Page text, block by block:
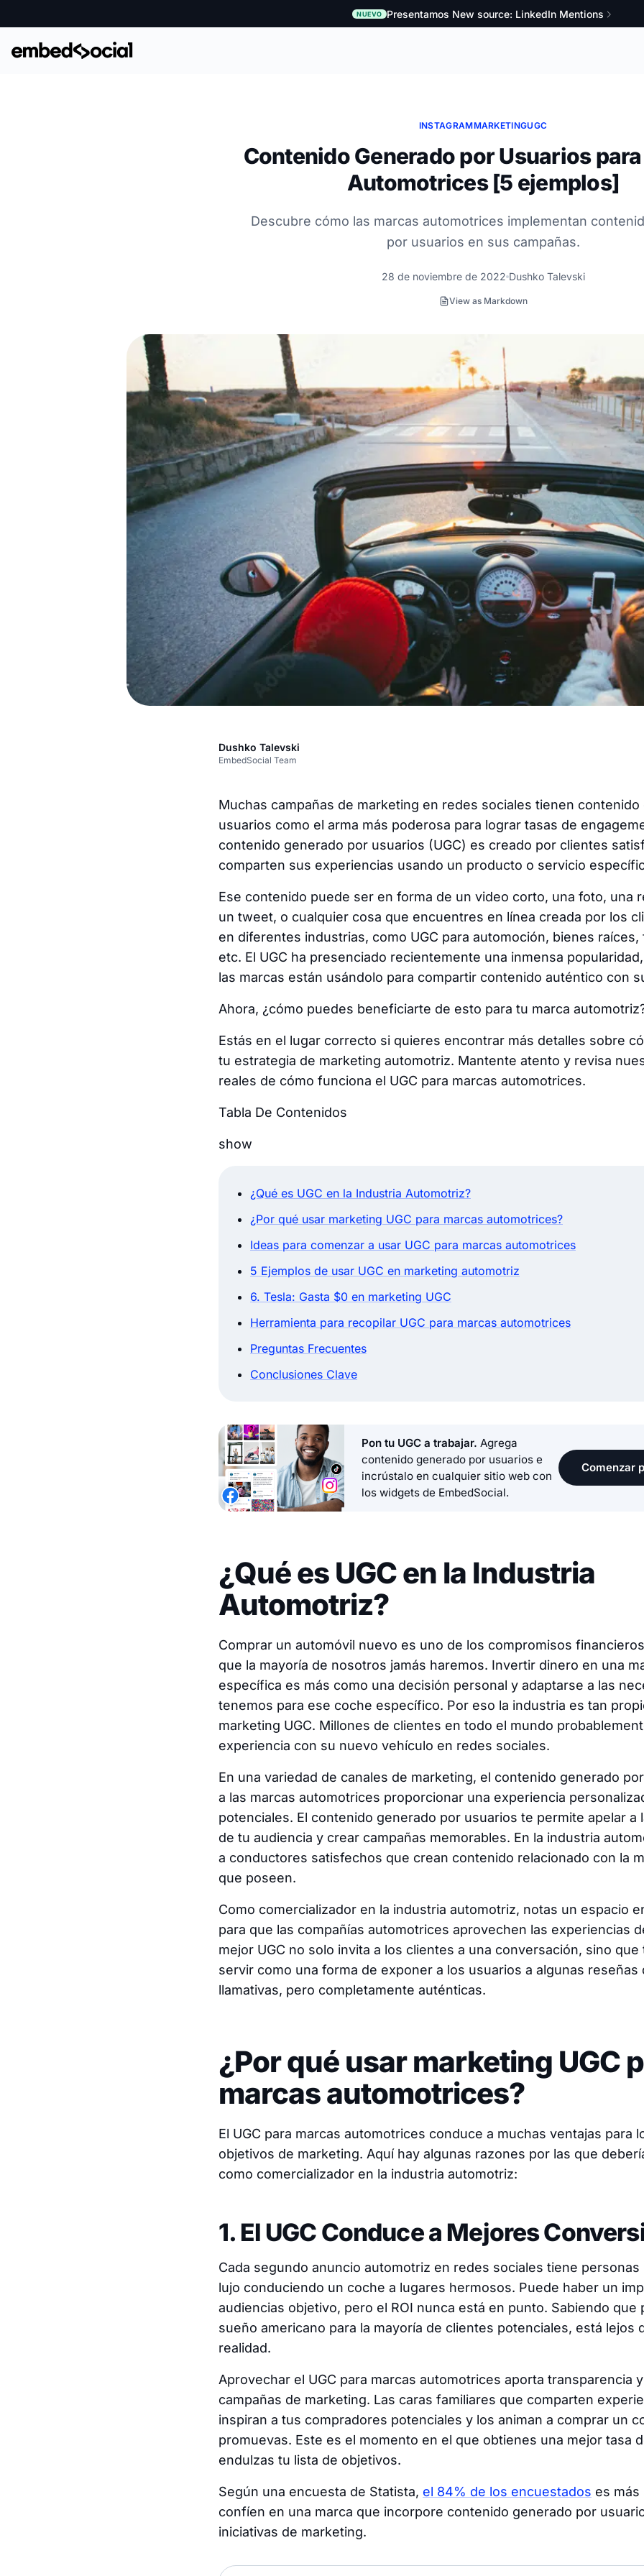
NUEVO Presentamos New source: LinkedIn Mentions
INSTAGRAMMARKETINGUGC
Contenido Generado por Usuarios
Automotrices [5 ejemplos]
Descubre cómo las marcas automotrices implementan
por usuarios en sus campañas.
28 de noviembre de 2022 Dushko Talevski
View as Markdown
Dushko Talevski
EmbedSocial Team
Muchas campañas de marketing en redes sociales tienen
usuarios como el arma más poderosa para lograr tasas de
contenido generado por usuarios (UGC) es creado por clientes
comparten sus experiencias usando un producto o servicio
Ese contenido puede ser en forma de un video corto, una foto, una
un tweet, o cualquier cosa que encuentres en línea creada por los
en diferentes industrias, como UGC para automoción, bienes
etc. El UGC ha presenciado recientemente una inmensa
las marcas están usándolo para compartir contenido auténtico con
Ahora, ¿cómo puedes beneficiarte de esto para tu marca
Estás en el lugar correcto si quieres encontrar más detalles sobre
tu estrategia de marketing automotriz. Mantente atento y revisa
reales de cómo funciona el UGC para marcas automotrices.
Tabla De Contenidos
show
¿Qué es UGC en la Industria Automotriz?
¿Por qué usar marketing UGC para marcas automotrices?
Ideas para comenzar a usar UGC para marcas automotrices
5 Ejemplos de usar UGC en marketing automotriz
6. Tesla: Gasta $0 en marketing UGC
Herramienta para recopilar UGC para marcas automotrices
Preguntas Frecuentes
Conclusiones Clave
Pon tu UGC a trabajar. Agrega
contenido generado por usuarios e
incrústalo en cualquier sitio web con
los widgets de EmbedSocial.
Comenzar
¿Qué es UGC en la Industria
Automotriz?
Comprar un automóvil nuevo es uno de los compromisos
que la mayoría de nosotros jamás haremos. Invertir dinero en una
específica es más como una decisión personal y adaptarse a las
tenemos para ese coche específico. Por eso la industria es tan
marketing UGC. Millones de clientes en todo el mundo
experiencia con su nuevo vehículo en redes sociales.
En una variedad de canales de marketing, el contenido generado
a las marcas automotrices proporcionar una experiencia
potenciales. El contenido generado por usuarios te permite apelar a
de tu audiencia y crear campañas memorables. En la industria
a conductores satisfechos que crean contenido relacionado con la
que poseen.
Como comercializador en la industria automotriz, notas un espacio
para que las compañías automotrices aprovechen las experiencias
mejor UGC no solo invita a los clientes a una conversación, sino
servir como una forma de exponer a los usuarios a algunas reseñas
llamativas, pero completamente auténticas.
¿Por qué usar marketing UGC
marcas automotrices?
El UGC para marcas automotrices conduce a muchas ventajas para
objetivos de marketing. Aquí hay algunas razones por las que
como comercializador en la industria automotriz:
1. El UGC Conduce a Mejores
Cada segundo anuncio automotriz en redes sociales tiene personas
lujo conduciendo un coche a lugares hermosos. Puede haber un
audiencias objetivo, pero el ROI nunca está en punto. Sabiendo que
sueño americano para la mayoría de clientes potenciales, está lejos
realidad.
Aprovechar el UGC para marcas automotrices aporta transparencia
campañas de marketing. Las caras familiares que comparten
inspiran a tus compradores potenciales y los animan a comprar un
promuevas. Este es el momento en el que obtienes una mejor tasa
endulzas tu lista de objetivos.
Según una encuesta de Statista, el 84% de los encuestados es más
confíen en una marca que incorpore contenido generado por
iniciativas de marketing.